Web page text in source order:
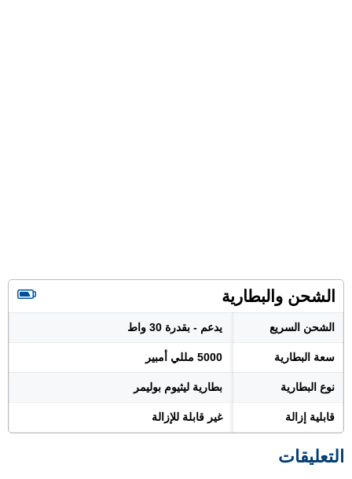
الشحن والبطارية
الشحن السريع يدعم - بقدرة 30 واط
سعة البطارية 5000 مللي أمبير
نوع البطارية بطارية ليثيوم بوليمر
قابلية إزالة غير قابلة للإزالة
التعليقات